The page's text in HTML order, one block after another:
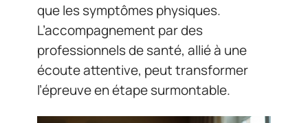
que les symptômes physiques.
L’accompagnement par des
professionnels de santé, allié à une
écoute attentive, peut transformer
l’épreuve en étape surmontable.